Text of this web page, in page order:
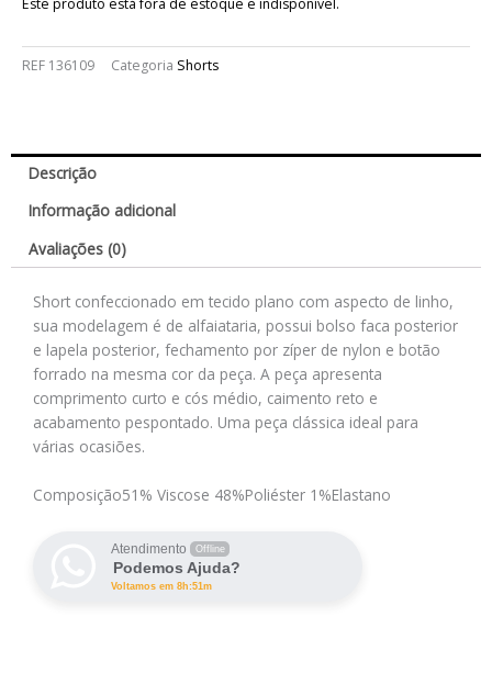
Este produto está fora de estoque e indisponível.
REF 136109 Categoria Shorts
Descrição
Informação adicional
Avaliações (0)
Short confeccionado em tecido plano com aspecto de linho,
sua modelagem é de alfaiataria, possui bolso faca posterior
e lapela posterior, fechamento por zíper de nylon e botão
forrado na mesma cor da peça. A peça apresenta
comprimento curto e cós médio, caimento reto e
acabamento pespontado. Uma peça clássica ideal para
várias ocasiões.
Composição51% Viscose 48%Poliéster 1%Elastano
Atendimento Offline
Podemos Ajuda?
Voltamos em 8h:51m